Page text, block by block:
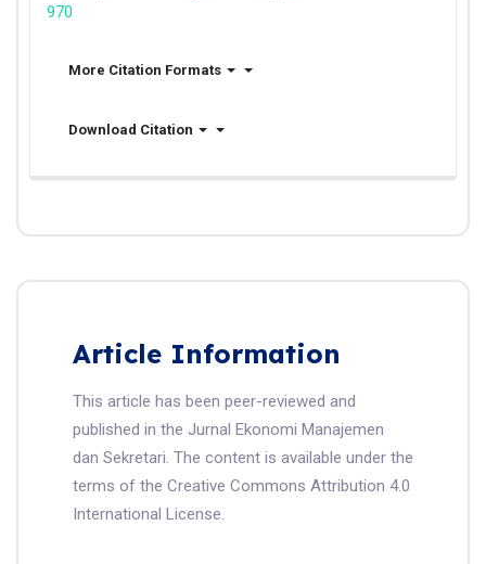
970
More Citation Formats
Download Citation
Article Information
This article has been peer-reviewed and
published in the Jurnal Ekonomi Manajemen
dan Sekretari. The content is available under the
terms of the Creative Commons Attribution 4.0
International License.